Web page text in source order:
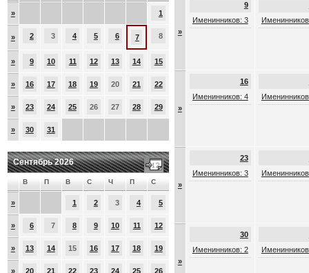
» 1
» 2 3 4 5 6 7 8
» 9 10 11 12 13 14 15
» 16 17 18 19 20 21 22
» 23 24 25 26 27 28 29
» 30 31
Сентябрь 2026
В П В С Ч П С
» 1 2 3 4 5
» 6 7 8 9 10 11 12
» 13 14 15 16 17 18 19
» 20 21 22 23 24 25 26
»
9
Именинников: 3
»
16
Именинников: 4
»
23
Именинников: 3
»
30
Именинников: 2